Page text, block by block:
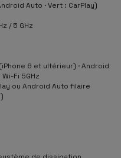
Auto · Vert : CarPlay)
/ 5 GHz
6 et ultérieur) · Android
Fi 5GHz
ou Android Auto filaire